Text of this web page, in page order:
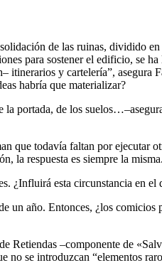
de las ruinas, dividido
para sostener el edificio,
itinerarios y cartelería”,
habría que materializar?
portada, de los
que todavía faltan por ejecutar
la respuesta es siempre la
¿Influirá esta circunstancia en
un año. Entonces, ¿los
Retiendas –componente de
se introduzcan “elementos